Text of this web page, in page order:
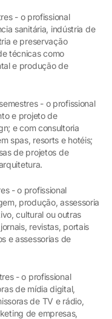
- o profissional
sanitária, indústria de
e preservação
técnicas como
e produção de
- o profissional
e projeto de
e com consultoria
spas, resorts e hotéis;
de projetos de
- o profissional
produção, assessoria
cultural ou outras
revistas, portais
e assessorias de
- o profissional
de mídia digital,
de TV e rádio,
de empresas,